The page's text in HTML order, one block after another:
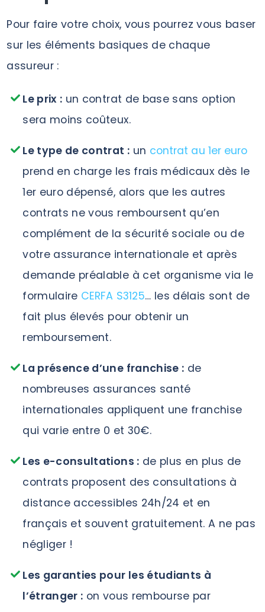
Pour faire votre choix, vous pourrez vous baser
sur les éléments basiques de chaque
assureur :
Le prix : un contrat de base sans option
sera moins coûteux.
Le type de contrat : un contrat au 1er euro
prend en charge les frais médicaux dès le
1er euro dépensé, alors que les autres
contrats ne vous remboursent qu’en
complément de la sécurité sociale ou de
votre assurance internationale et après
demande préalable à cet organisme via le
formulaire CERFA S3125… les délais sont de
fait plus élevés pour obtenir un
remboursement.
La présence d’une franchise : de
nombreuses assurances santé
internationales appliquent une franchise
qui varie entre 0 et 30€.
Les e-consultations : de plus en plus de
contrats proposent des consultations à
distance accessibles 24h/24 et en
français et souvent gratuitement. A ne pas
négliger !
Les garanties pour les étudiants à
l’étranger : on vous rembourse par